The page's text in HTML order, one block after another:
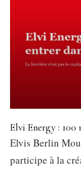
Elvi Energy :
Elvis Berlin
participe à la